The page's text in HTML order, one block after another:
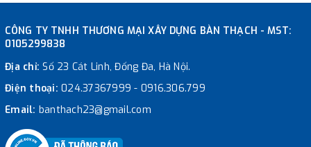
CÔNG TY TNHH THƯƠNG MẠI XÂY DỰNG BÀN THẠCH - MST:
0105299838
Địa chỉ:Số 23 Cát Linh, Đống Đa, Hà Nội.
Điện thoại: 024.37367999 - 0916.306.799
Email: banthach23@gmail.com